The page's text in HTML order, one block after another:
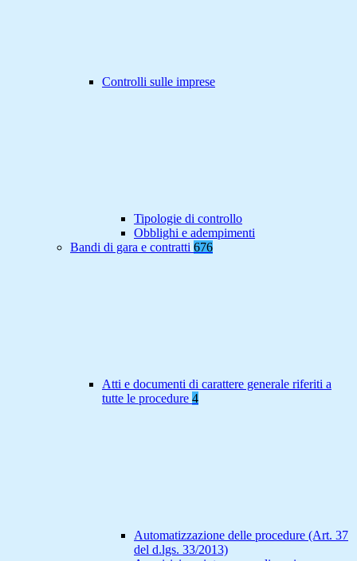
Controlli sulle imprese
Tipologie di controllo
Obblighi e adempimenti
Bandi di gara e contratti 676
Atti e documenti di carattere generale riferiti a
tutte le procedure 4
Automatizzazione delle procedure (Art. 37
del d.lgs. 33/2013)